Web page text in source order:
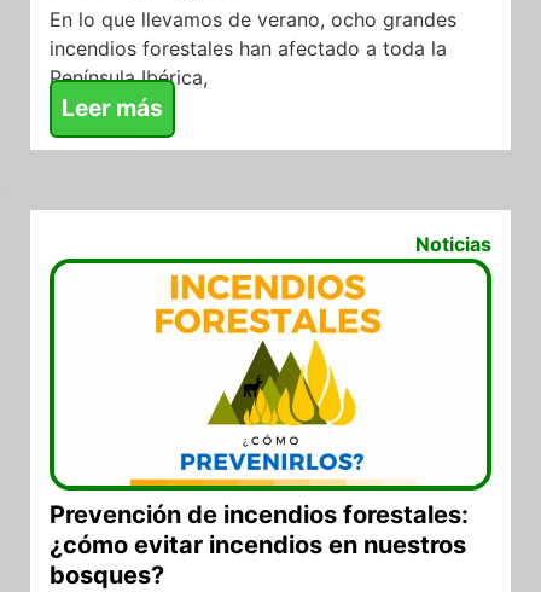
En lo que llevamos de verano, ocho grandes
incendios forestales han afectado a toda la
Península Ibérica,
Leer más
Noticias
Prevención de incendios forestales:
¿cómo evitar incendios en nuestros
bosques?